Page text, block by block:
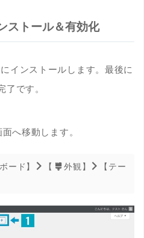
ストール＆有効化
インストールします。最後に
です。
へ移動します。
ード】 【 外観】
【テー